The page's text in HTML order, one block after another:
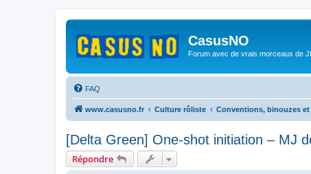
CasusNO
Forum avec de vrais morceaux de
FAQ
www.casusno.fr Culture rôliste Conventions, binouzes
[Delta Green] One-shot initiation – MJ
Répondre